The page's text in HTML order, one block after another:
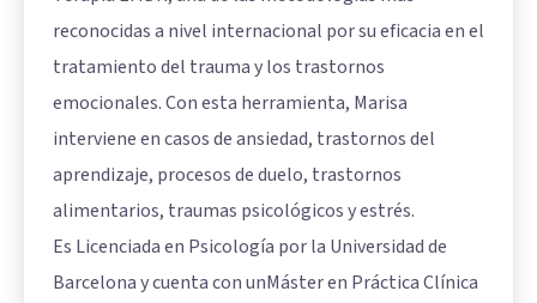
reconocidas a nivel internacional por su eficacia en el
tratamiento del trauma y los trastornos
emocionales. Con esta herramienta, Marisa
interviene en casos de ansiedad, trastornos del
aprendizaje, procesos de duelo, trastornos
alimentarios, traumas psicológicos y estrés.
Es Licenciada en Psicología por la Universidad de
Barcelona y cuenta con unMáster en Práctica Clínica